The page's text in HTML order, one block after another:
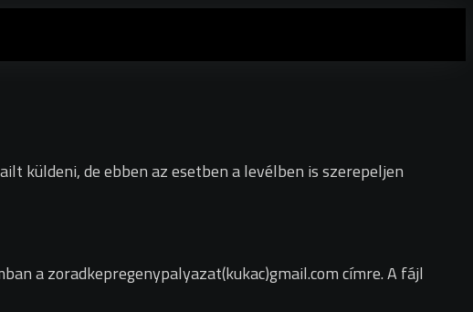
küldeni, de ebben az esetben a levélben is szerepeljen
a zoradkepregenypalyazat(kukac)gmail.com címre. A fájl